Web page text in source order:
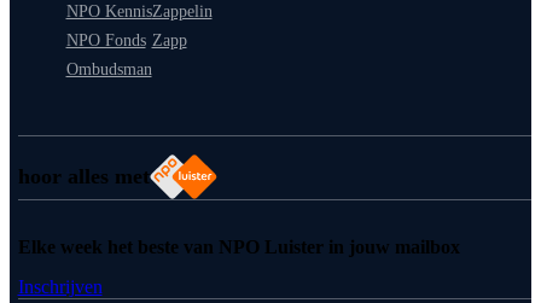
hoor alles met
NPO Kennis
NPO Fonds
Ombudsman
Zappelin
Zapp
Elke week het beste van NPO Luister in jouw mailbox
Inschrijven